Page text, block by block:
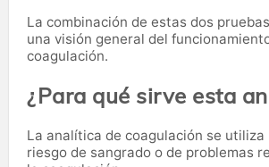
La combinación de estas dos
una visión general del
coagulación.
¿Para qué sirve esta
La analítica de coagulación se utiliza
riesgo de sangrado o de problemas